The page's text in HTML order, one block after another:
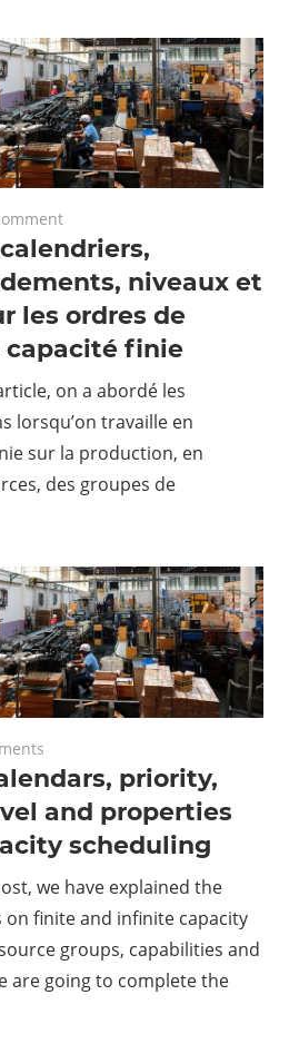
niveaux et
les ordres de
finie
on a abordé les
lorsqu’on travaille en
sur la production, en
des groupes de
priority,
and properties
scheduling
we have explained the
finite and infinite capacity
groups, capabilities and
are going to complete the